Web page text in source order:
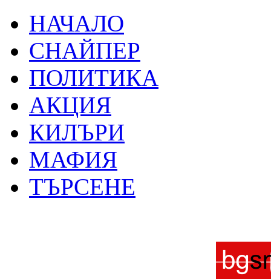
НАЧАЛО
СНАЙПЕР
ПОЛИТИКА
АКЦИЯ
КИЛЪРИ
МАФИЯ
ТЪРСЕНЕ